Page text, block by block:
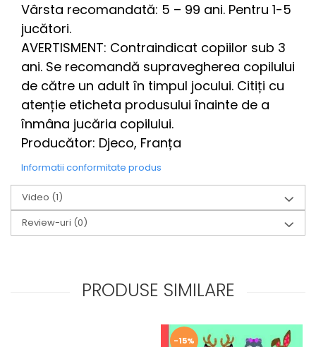
Vârsta recomandată: 5 – 99 ani. Pentru 1-5
jucători.
AVERTISMENT: Contraindicat copiilor sub 3
ani. Se recomandă supravegherea copilului
de către un adult în timpul jocului. Citiți cu
atenție eticheta produsului înainte de a
înmâna jucăria copilului.
Producător: Djeco, Franța
Informatii conformitate produs
Video (1)
Review-uri (0)
PRODUSE SIMILARE
-15%